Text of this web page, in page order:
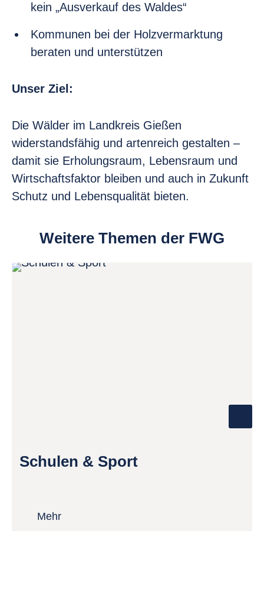
kein „Ausverkauf des Waldes“
Kommunen bei der Holzvermarktung
beraten und unterstützen
Unser Ziel:
Die Wälder im Landkreis Gießen
widerstandsfähig und artenreich gestalten –
damit sie Erholungsraum, Lebensraum und
Wirtschaftsfaktor bleiben und auch in Zukunft
Schutz und Lebensqualität bieten.
Weitere Themen der FWG
Schulen & Sport
Mehr